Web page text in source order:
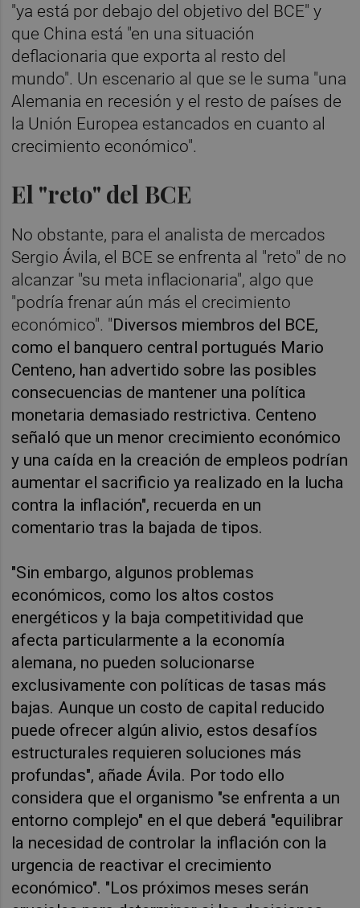
"ya está por debajo del objetivo del BCE" y
que China está "en una situación
deflacionaria que exporta al resto del
mundo". Un escenario al que se le suma "una
Alemania en recesión y el resto de países de
la Unión Europea estancados en cuanto al
crecimiento económico".
El "reto" del BCE
No obstante, para el analista de mercados
Sergio Ávila, el BCE se enfrenta al "reto" de no
alcanzar "su meta inflacionaria", algo que
"podría frenar aún más el crecimiento
económico". "Diversos miembros del BCE,
como el banquero central portugués Mario
Centeno, han advertido sobre las posibles
consecuencias de mantener una política
monetaria demasiado restrictiva. Centeno
señaló que un menor crecimiento económico
y una caída en la creación de empleos podrían
aumentar el sacrificio ya realizado en la lucha
contra la inflación", recuerda en un
comentario tras la bajada de tipos.
"Sin embargo, algunos problemas
económicos, como los altos costos
energéticos y la baja competitividad que
afecta particularmente a la economía
alemana, no pueden solucionarse
exclusivamente con políticas de tasas más
bajas. Aunque un costo de capital reducido
puede ofrecer algún alivio, estos desafíos
estructurales requieren soluciones más
profundas", añade Ávila. Por todo ello
considera que el organismo "se enfrenta a un
entorno complejo" en el que deberá "equilibrar
la necesidad de controlar la inflación con la
urgencia de reactivar el crecimiento
económico". "Los próximos meses serán